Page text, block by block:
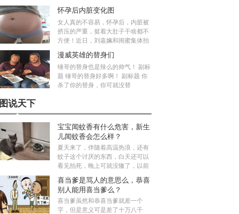
怀孕后内脏变化图
女人真的不容易，怀孕后，内脏被
挤压的严重，挺着大肚子干啥都不
方便！近日，刘嘉姵和闺蜜集体拍
漫威英雄的替身们
锤哥的替身也是辣么的帅气！ 副标
题 锤哥的替身好多啊！ 副标题 你
杀了你的替身，你可就没替
图说天下
宝宝闻蚊香有什么危害，新生
儿闻蚊香会怎么样？
夏天来了，伴随着高温热浪，还有
蚊子这个讨厌的东西，白天还可以
看见拍死，晚上可就没辙了，以前
喜当爹是骂人的意思么，恭喜
别人能用喜当爹么？
喜当爹虽然和恭喜当爹就差一个
字，但是意义可是差了十万八千